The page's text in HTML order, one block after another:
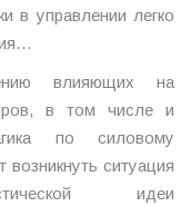
в управлении легко
влияющих на
в том числе и
по силовому
ситуация
идеи